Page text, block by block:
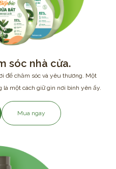
sóc nhà cửa.
để chăm sóc và yêu thương. Một
một cách giữ gìn nơi bình yên ấy.
Mua ngay